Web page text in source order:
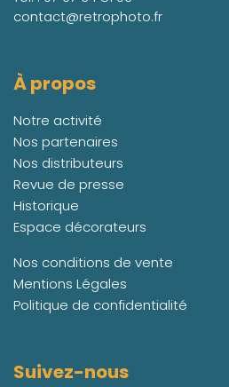
contact@retrophoto.fr
À propos
Notre activité
Nos partenaires
Nos distributeurs
Revue de presse
Historique
Espace décorateurs
Nos conditions de vente
Mentions Légales
Politique de confidentialité
Suivez-nous